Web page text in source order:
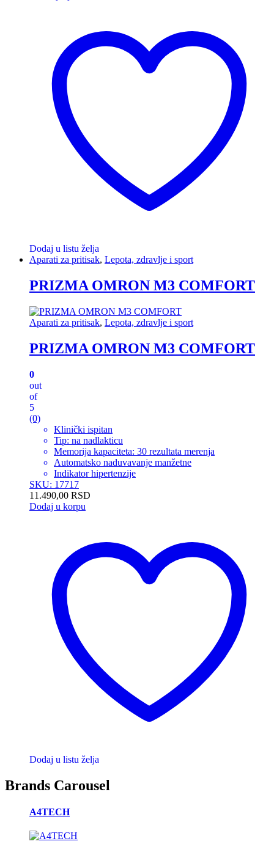
Dodaj u listu želja
Aparati za pritisak, Lepota, zdravlje i sport
PRIZMA OMRON M3 COMFORT
Aparati za pritisak, Lepota, zdravlje i sport
PRIZMA OMRON M3 COMFORT
0
out
of
5
(0)
Klinički ispitan
Tip: na nadlakticu
Memorija kapaciteta: 30 rezultata merenja
Automatsko naduvavanje manžetne
Indikator hipertenzije
SKU: 17717
11.490,00 RSD
Dodaj u korpu
Dodaj u listu želja
Brands Carousel
A4TECH